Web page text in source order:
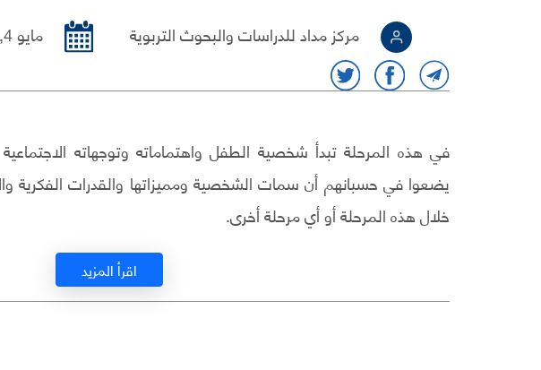
مركز مداد للدراسات والبحوث التربوية مايو 4, 2023
في هذه المرحلة تبدأ شخصية الطفل واهتماماته وتوجهاته
يضعوا في حسبانهم أن سمات الشخصية ومميزاتها والقدرات الفكرية
خلال هذه المرحلة أو أي مرحلة أخرى.
اقرأ المزيد